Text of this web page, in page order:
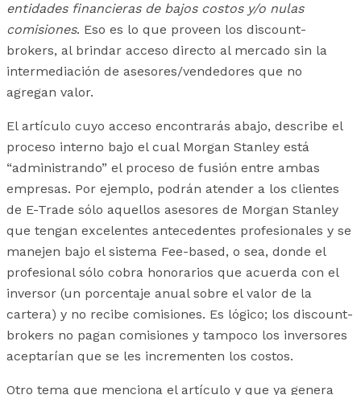
entidades financieras de bajos costos y/o nulas
comisiones. Eso es lo que proveen los discount-
brokers, al brindar acceso directo al mercado sin la
intermediación de asesores/vendedores que no
agregan valor.
El artículo cuyo acceso encontrarás abajo, describe el
proceso interno bajo el cual Morgan Stanley está
“administrando” el proceso de fusión entre ambas
empresas. Por ejemplo, podrán atender a los clientes
de E-Trade sólo aquellos asesores de Morgan Stanley
que tengan excelentes antecedentes profesionales y se
manejen bajo el sistema Fee-based, o sea, donde el
profesional sólo cobra honorarios que acuerda con el
inversor (un porcentaje anual sobre el valor de la
cartera) y no recibe comisiones. Es lógico; los discount-
brokers no pagan comisiones y tampoco los inversores
aceptarían que se les incrementen los costos.
Otro tema que menciona el artículo y que ya genera